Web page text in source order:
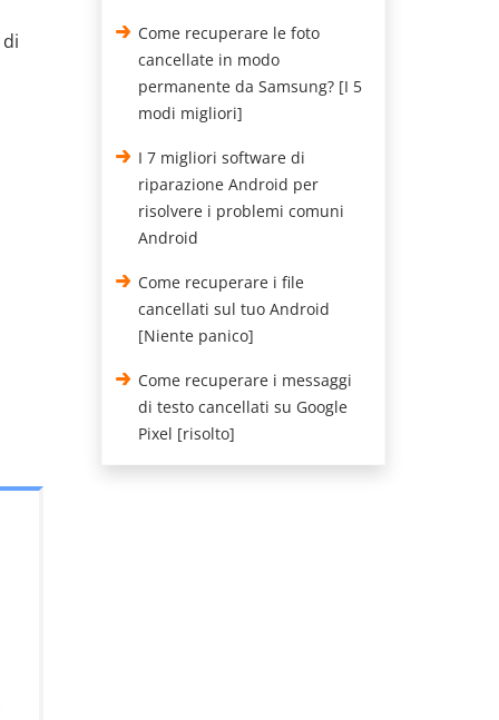
Come recuperare le foto
cancellate in modo
permanente da Samsung? [I 5
modi migliori]
I 7 migliori software di
riparazione Android per
risolvere i problemi comuni
Android
Come recuperare i file
cancellati sul tuo Android
[Niente panico]
Come recuperare i messaggi
di testo cancellati su Google
Pixel [risolto]